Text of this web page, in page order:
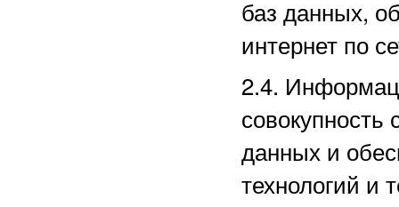
баз данных,
интернет по
2.4.
данных и
технологий и